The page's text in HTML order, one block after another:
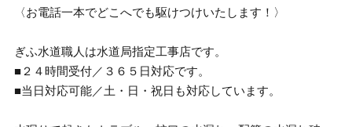
〈お電話一本でどこへでも駆けつけいたします！〉
ぎふ水道職人は水道局指定工事店です。
■２４時間受付／３６５日対応です。
■当日対応可能／土・日・祝日も対応しています。